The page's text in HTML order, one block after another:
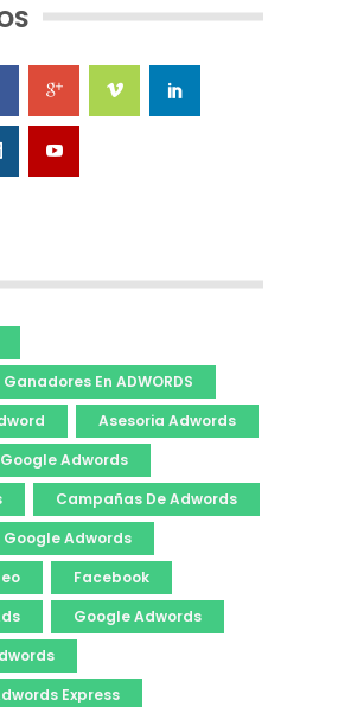
En ADWORDS
Asesoria Adwords
Adwords
Campañas De Adwords
Google Adwords
Facebook
Google Adwords
Express